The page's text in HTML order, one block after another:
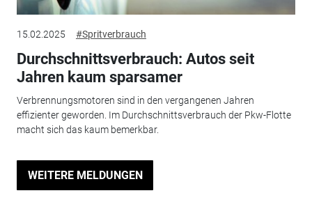
15.02.2025 #Spritverbrauch
Durchschnittsverbrauch: Autos seit
Jahren kaum sparsamer
Verbrennungsmotoren sind in den vergangenen Jahren
effizienter geworden. Im Durchschnittsverbrauch der Pkw-Flotte
macht sich das kaum bemerkbar.
WEITERE MELDUNGEN